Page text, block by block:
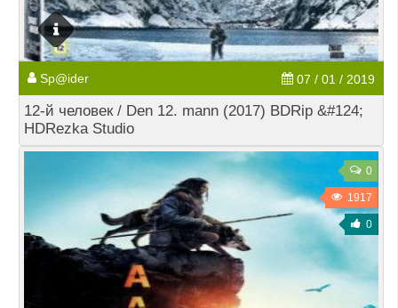
Sp@ider 07 / 01 / 2019
12-й человек / Den 12. mann (2017) BDRip &#124;
HDRezka Studio
0
1917
0